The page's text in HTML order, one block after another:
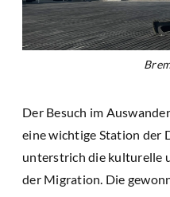
Der Besuch im
eine wichtige Station der
unterstrich die kulturelle
der Migration. Die